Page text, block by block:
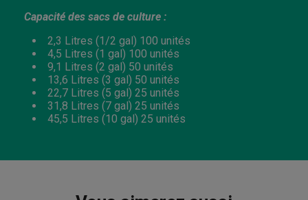
Capacité des sacs de culture :
2,3 Litres (1/2 gal) 100 unités
4,5 Litres (1 gal) 100 unités
9,1 Litres (2 gal) 50 unités
13,6 Litres (3 gal) 50 unités
22,7 Litres (5 gal) 25 unités
31,8 Litres (7 gal) 25 unités
45,5 Litres (10 gal) 25 unités